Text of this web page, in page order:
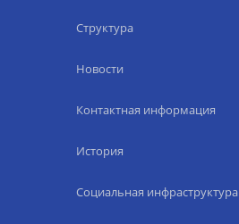
Структура
Новости
Контактная информация
История
Социальная инфраструктура